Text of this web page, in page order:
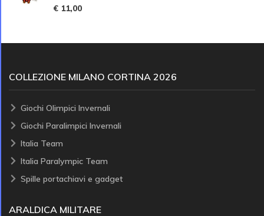
€ 11,00
COLLEZIONE MILANO CORTINA 2026
Giochi Olimpici Invernali
Giochi Paralimpici Invernali
Italia Team
Italia Paralympic Team
Spille portachiavi e gadget
ARALDICA MILITARE